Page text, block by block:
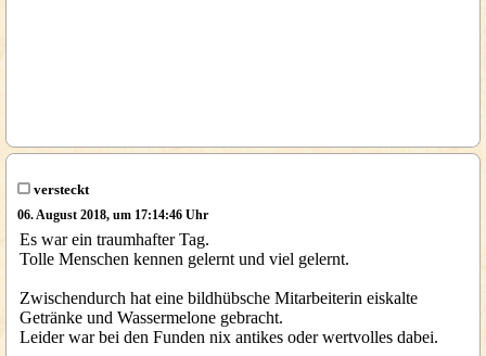
versteckt
06. August 2018, um 17:14:46 Uhr
Es war ein traumhafter Tag.
Tolle Menschen kennen gelernt und viel gelernt.
Zwischendurch hat eine bildhübsche Mitarbeiterin eiskalte
Getränke und Wassermelone gebracht.
Leider war bei den Funden nix antikes oder wertvolles dabei.